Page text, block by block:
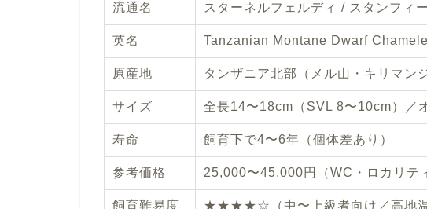
流通名 スターネルフェルディ / スタンフィ
英名 Tanzanian Montane Dwarf
原産地 タンザニア北部（メル山・キリマン
サイズ 全長14〜18cm（SVL 8〜10cm）／
寿命 飼育下で4〜6年（個体差あり）
参考価格 25,000〜45,000円（WC・ロカリテ
飼育難易度 ★★★★☆（中〜上級者向け／高地温